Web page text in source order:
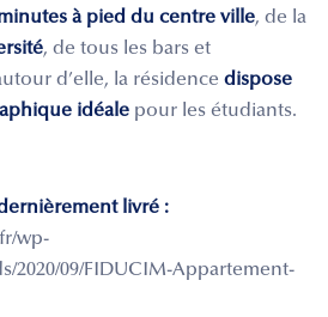
à pied du centre ville, de la
, de tous les bars et
d’elle, la résidence dispose
idéale pour les étudiants.
livré :
wp-
2020/09/FIDUCIM-Appartement-